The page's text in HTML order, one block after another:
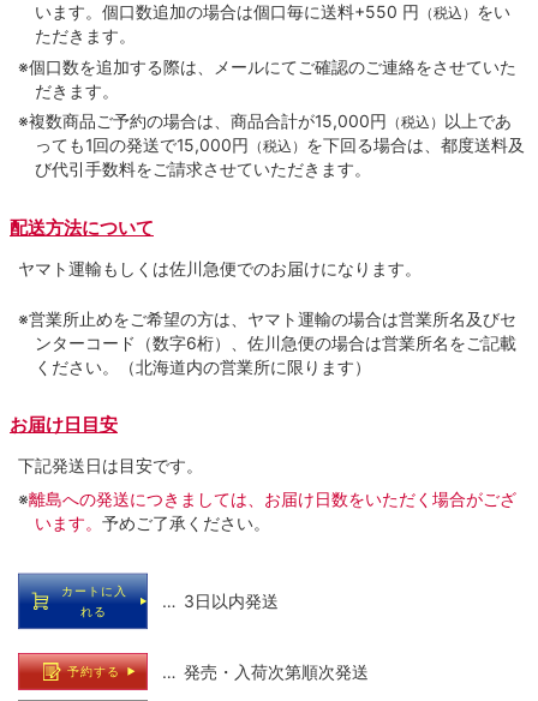
います。個口数追加の場合は個口毎に送料+550 円 （税込） をい
ただきます。
※個口数を追加する際は、メールにてご確認のご連絡をさせていた
だきます。
※複数商品ご予約の場合は、商品合計が15,000円 （税込） 以上であ
っても1回の発送で15,000円 （税込） を下回る場合は、都度送料及
び代引手数料をご請求させていただきます。
配送方法について
ヤマト運輸もしくは佐川急便でのお届けになります。
※営業所止めをご希望の方は、ヤマト運輸の場合は営業所名及びセ
ンターコード（数字6桁）、佐川急便の場合は営業所名をご記載
ください。（北海道内の営業所に限ります）
お届け日目安
下記発送日は目安です。
※離島への発送につきましては、お届け日数をいただく場合がござ
います。 予めご了承ください。
カートに入
れる
… 3日以内発送
予約する … 発売・入荷次第順次発送